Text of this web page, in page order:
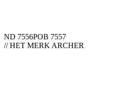
ND 7556POB 7557
// HET MERK ARCHER